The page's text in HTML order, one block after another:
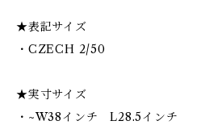
★表記サイズ
・CZECH 2/50
★実寸サイズ
・~W38インチ L28.5インチ